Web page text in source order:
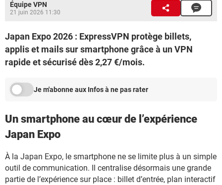
Équipe VPN
21 juin 2026 11:30
Japan Expo 2026 : ExpressVPN protège billets,
applis et mails sur smartphone grâce à un VPN
rapide et sécurisé dès 2,27 €/mois.
Je m'abonne aux Infos à ne pas rater
Un smartphone au cœur de l’expérience
Japan Expo
À la Japan Expo, le smartphone ne se limite plus à un simple
outil de communication. Il centralise désormais une grande
partie de l’expérience sur place : billet d’entrée, plan interactif